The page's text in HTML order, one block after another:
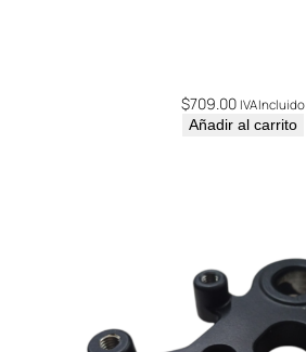
$709.00 IVA Incluido
Añadir al carrito